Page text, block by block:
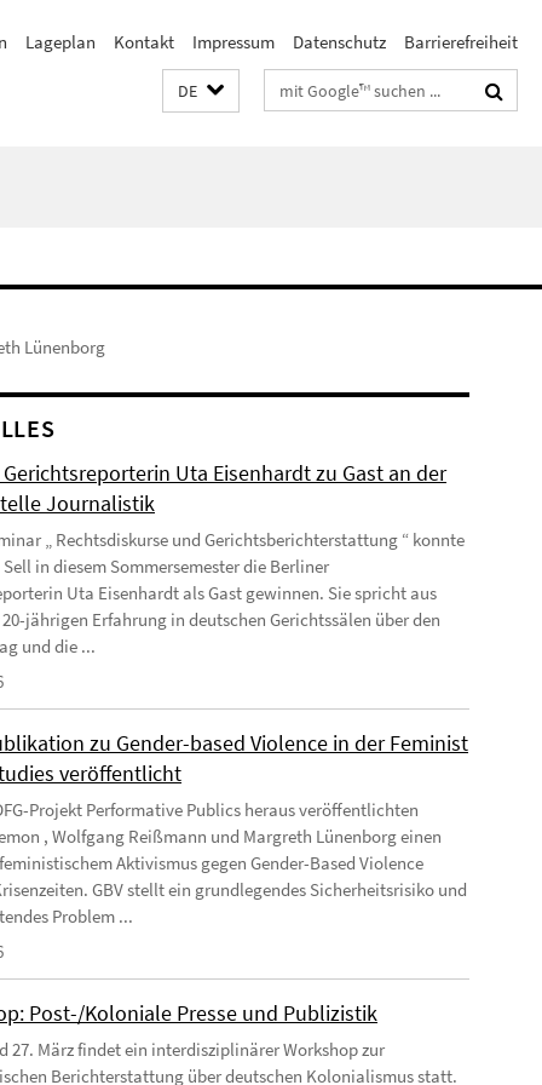
Lageplan Kontakt Impressum Datenschutz Barrierefreiheit
DE Suchbegriffe
Lünenborg
Uta Eisenhardt zu Gast an der
Journalistik
„ Rechtsdiskurse und Gerichtsberichterstattung “ konnte
Sell in diesem Sommersemester die Berliner
Uta Eisenhardt als Gast gewinnen. Sie spricht aus
jährigen Erfahrung in deutschen Gerichtssälen über den
und die ...
zu Gender-based Violence in der Feminist
veröffentlicht
Projekt Performative Publics heraus veröffentlichten
, Wolfgang Reißmann und Margreth Lünenborg einen
Aktivismus gegen Gender-Based Violence
GBV stellt ein grundlegendes Sicherheitsrisiko und
Problem ...
Post-/Koloniale Presse und Publizistik
27. März findet ein interdisziplinärer Workshop zur
Berichterstattung über deutschen Kolonialismus statt.